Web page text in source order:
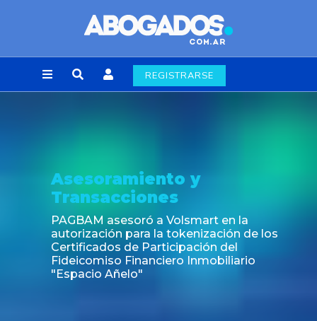
REGISTRARSE
Asesoramiento y
Transacciones
PAGBAM asesoró a Volsmart en la
autorización para la tokenización de los
Certificados de Participación del
Fideicomiso Financiero Inmobiliario
"Espacio Añelo"